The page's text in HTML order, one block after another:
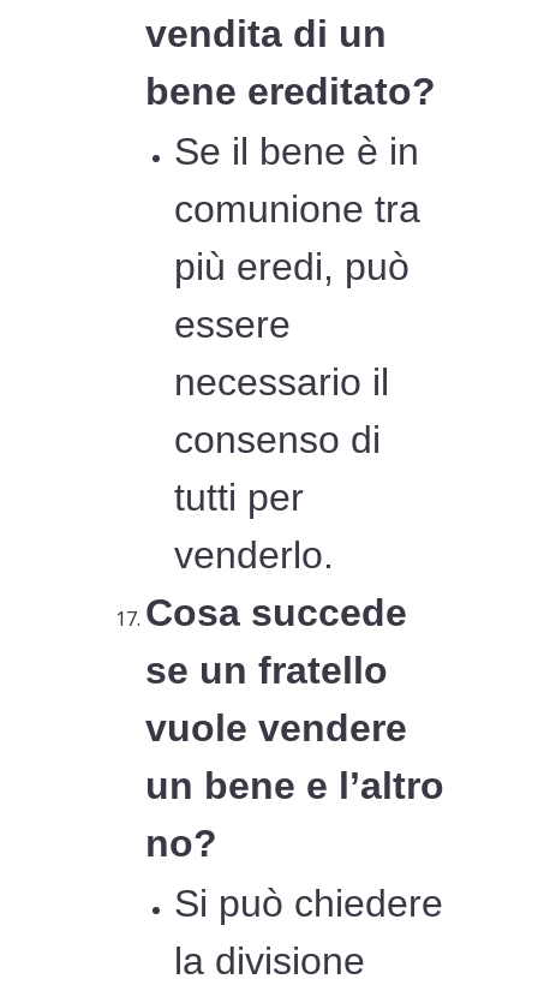
vendita di un
bene ereditato?
Se il bene è in
comunione tra
più eredi, può
essere
necessario il
consenso di
tutti per
venderlo.
Cosa succede
se un fratello
vuole vendere
un bene e l’altro
no?
Si può chiedere
la divisione